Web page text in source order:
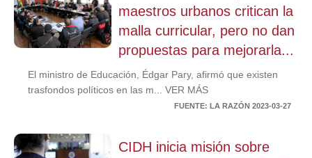
maestros urbanos critican la
malla curricular, pero no dan
propuestas para mejorarla...
El ministro de Educación, Édgar Pary, afirmó que existen
trasfondos políticos en las m... VER MÁS
FUENTE: LA RAZÓN 2023-03-27
CIDH inicia misión sobre